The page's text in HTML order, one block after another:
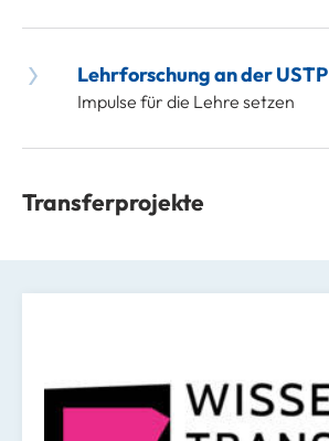
Lehrforschung an der USTP
Impulse für die Lehre setzen
Transferprojekte